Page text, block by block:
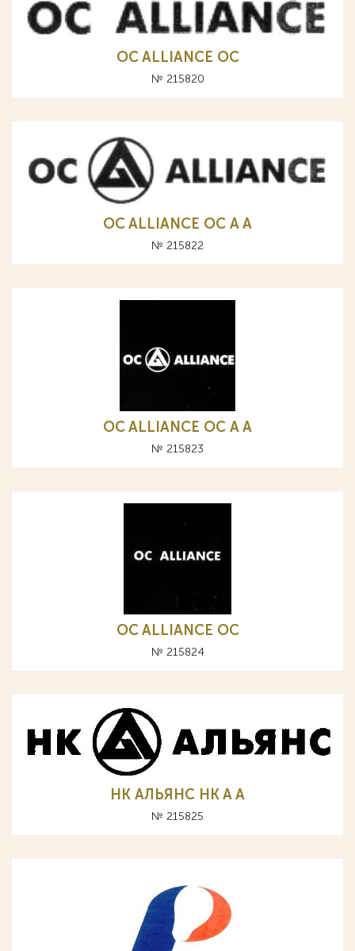
OC ALLIANCE ОС
№ 215820
OC ALLIANCE ОС A А
№ 215822
OC ALLIANCE ОС A А
№ 215823
OC ALLIANCE ОС
№ 215824
НК АЛЬЯНС HK A А
№ 215825